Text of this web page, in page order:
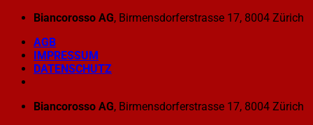
Zum
springen
Biancorosso AG, Birmensdorferstrasse 17, 8004 Zürich
AGB
IMPRESSUM
DATENSCHUTZ
Biancorosso AG, Birmensdorferstrasse 17, 8004 Zürich